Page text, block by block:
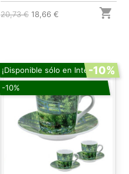
20,73 € 18,66 € 
¡Disponible sólo en Internet!
-10%
-10%